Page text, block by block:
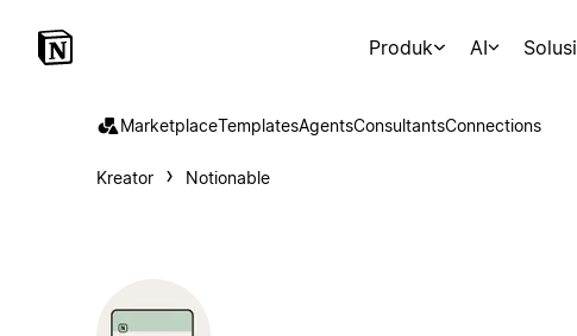
Produk AI Solusi
MarketplaceTemplatesAgentsConsultantsConnections
Kreator Notionable